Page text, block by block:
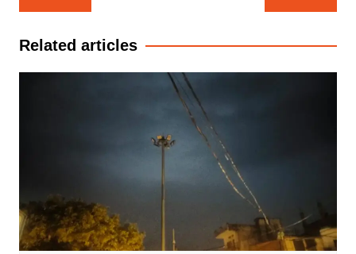
navigation
Related articles